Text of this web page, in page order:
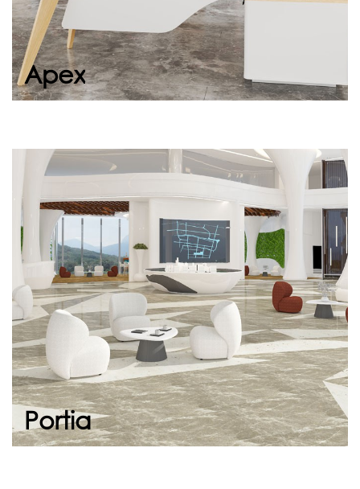
Apex
Portia
Portia
Sade tasarımı, ergonomik yapısı ve seçkin
duruşuyla ofis giriş alanlarında, otel lobilerinde
ve showroom noktalarında misafirlerinizi
sıcak...
Devam et